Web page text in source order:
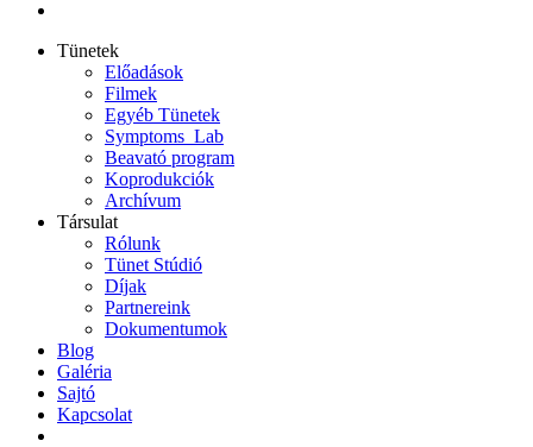
Tünetek
Előadások
Filmek
Egyéb Tünetek
Symptoms_Lab
Beavató program
Koprodukciók
Archívum
Társulat
Rólunk
Tünet Stúdió
Díjak
Partnereink
Dokumentumok
Blog
Galéria
Sajtó
Kapcsolat